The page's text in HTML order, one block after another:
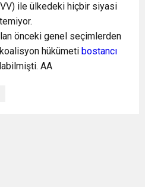
ile ülkedeki hiçbir siyasi
önceki genel seçimlerden
hükümeti bostancı
AA